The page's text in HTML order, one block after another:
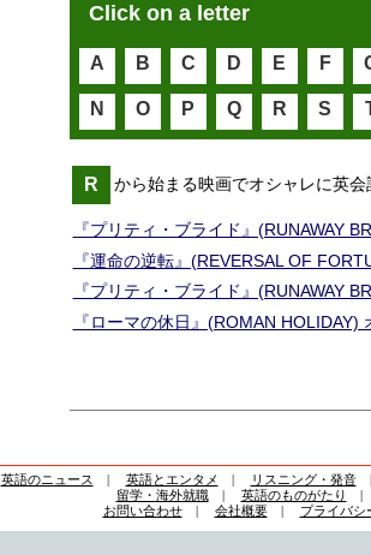
Click on a letter
A B C D E F
N O P Q R S
R から始まる映画でオシャレに英会
『プリティ・ブライド』(RUNAWAY
『運命の逆転』(REVERSAL OF
『プリティ・ブライド』(RUNAWAY
『ローマの休日』(ROMAN HOLIDAY)
英語のニュース | 英語とエンタメ | リスニング・発音
留学・海外就職| 英語のものがたり
お問い合わせ| 会社概要| プライバシ